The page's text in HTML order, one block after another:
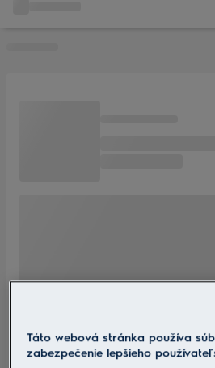
Táto webová stránka používa
zabezpečenie lepšieho